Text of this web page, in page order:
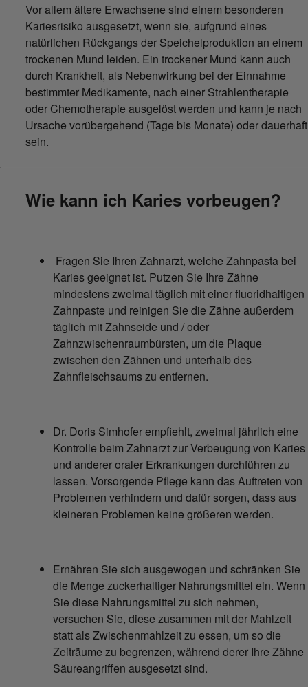
Vor allem ältere Erwachsene sind einem besonderen
Kariesrisiko ausgesetzt, wenn sie, aufgrund eines
natürlichen Rückgangs der Speichelproduktion an einem
trockenen Mund leiden. Ein trockener Mund kann auch
durch Krankheit, als Nebenwirkung bei der Einnahme
bestimmter Medikamente, nach einer Strahlentherapie
oder Chemotherapie ausgelöst werden und kann je nach
Ursache vorübergehend (Tage bis Monate) oder dauerhaft
sein.
Wie kann ich Karies vorbeugen?
Fragen Sie Ihren Zahnarzt, welche Zahnpasta bei
Karies geeignet ist. Putzen Sie Ihre Zähne
mindestens zweimal täglich mit einer fluoridhaltigen
Zahnpaste und reinigen Sie die Zähne außerdem
täglich mit Zahnseide und / oder
Zahnzwischenraumbürsten, um die Plaque
zwischen den Zähnen und unterhalb des
Zahnfleischsaums zu entfernen.
Dr. Doris Simhofer empfiehlt, zweimal jährlich eine
Kontrolle beim Zahnarzt zur Verbeugung von Karies
und anderer oraler Erkrankungen durchführen zu
lassen. Vorsorgende Pflege kann das Auftreten von
Problemen verhindern und dafür sorgen, dass aus
kleineren Problemen keine größeren werden.
Ernähren Sie sich ausgewogen und schränken Sie
die Menge zuckerhaltiger Nahrungsmittel ein. Wenn
Sie diese Nahrungsmittel zu sich nehmen,
versuchen Sie, diese zusammen mit der Mahlzeit
statt als Zwischenmahlzeit zu essen, um so die
Zeiträume zu begrenzen, während derer Ihre Zähne
Säureangriffen ausgesetzt sind.